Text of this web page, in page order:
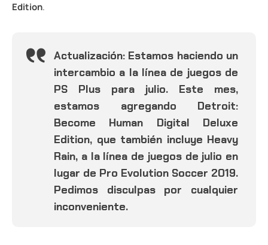
Edition.
Actualización: Estamos haciendo un
intercambio a la línea de juegos de
PS Plus para julio. Este mes,
estamos agregando Detroit:
Become Human Digital Deluxe
Edition, que también incluye Heavy
Rain, a la línea de juegos de julio en
lugar de Pro Evolution Soccer 2019.
Pedimos disculpas por cualquier
inconveniente.